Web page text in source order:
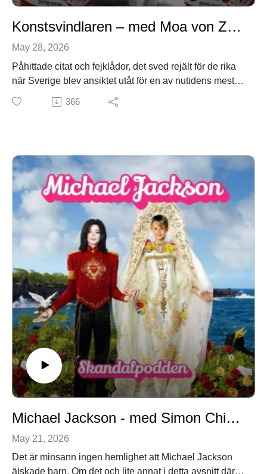
Konstsvindlaren – med Moa von Zeipel
May 28, 2026
Påhittade citat och fejklådor, det sved rejält för de rika
när Sverige blev ansiktet utåt för en av nutidens mest
omfattande konstskandaler. Och så lite buss på det!
EFTERSNACKSGRUPP PÅ
FACEBOOKhttps://www.facebook.com/groups/317170
1036334090/
366
Michael Jackson - med Simon Chippen Svensson
May 21, 2026
Det är minsann ingen hemlighet att Michael Jackson
älskade barn. Om det och lite annat i detta avsnitt där vi